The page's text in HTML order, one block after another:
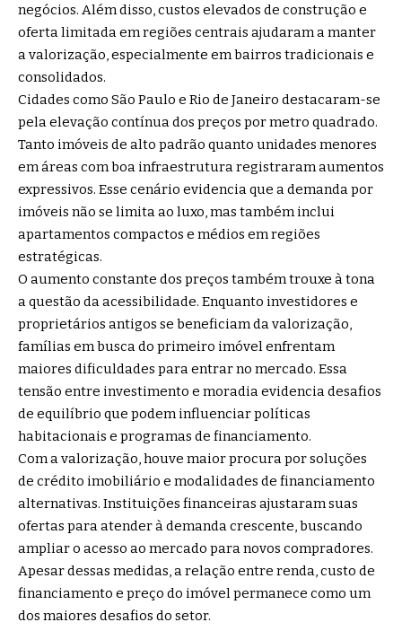
negócios. Além disso, custos elevados de construção e
oferta limitada em regiões centrais ajudaram a manter
a valorização, especialmente em bairros tradicionais e
consolidados.
Cidades como São Paulo e Rio de Janeiro destacaram-se
pela elevação contínua dos preços por metro quadrado.
Tanto imóveis de alto padrão quanto unidades menores
em áreas com boa infraestrutura registraram aumentos
expressivos. Esse cenário evidencia que a demanda por
imóveis não se limita ao luxo, mas também inclui
apartamentos compactos e médios em regiões
estratégicas.
O aumento constante dos preços também trouxe à tona
a questão da acessibilidade. Enquanto investidores e
proprietários antigos se beneficiam da valorização,
famílias em busca do primeiro imóvel enfrentam
maiores dificuldades para entrar no mercado. Essa
tensão entre investimento e moradia evidencia desafios
de equilíbrio que podem influenciar políticas
habitacionais e programas de financiamento.
Com a valorização, houve maior procura por soluções
de crédito imobiliário e modalidades de financiamento
alternativas. Instituições financeiras ajustaram suas
ofertas para atender à demanda crescente, buscando
ampliar o acesso ao mercado para novos compradores.
Apesar dessas medidas, a relação entre renda, custo de
financiamento e preço do imóvel permanece como um
dos maiores desafios do setor.